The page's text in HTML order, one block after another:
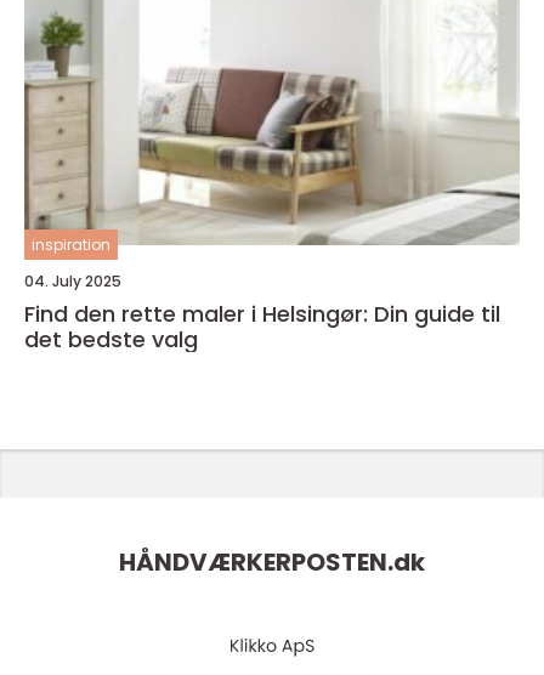
inspiration
04. July 2025
Find den rette maler i Helsingør: Din guide til
det bedste valg
HÅNDVÆRKERPOSTEN.dk